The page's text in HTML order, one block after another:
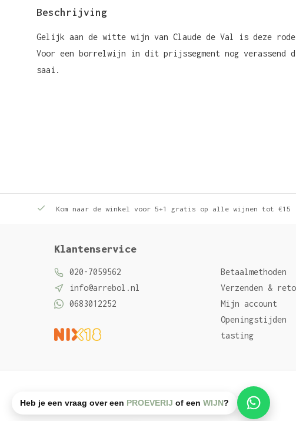
Beschrijving
Gelijk aan de witte wijn van Claude de Val is deze
Voor een borrelwijn in dit prijssegment nog verassend
saai.
Kom naar de winkel voor 5+1 gratis op alle wijnen tot €15
Klantenservice
020-7059562
info@arrebol.nl
0683012252
Betaalmethoden
Verzenden &
Mijn account
Openingstijden
tasting
© Arrebol wijn - Powered byemarkable
Heb je een vraag over een PROEVERIJ of een WIJN?